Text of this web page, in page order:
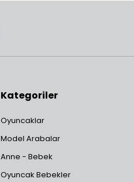
Kategoriler
Oyuncaklar
Model Arabalar
Anne - Bebek
Oyuncak Bebekler